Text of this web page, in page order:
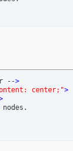
-->
center;">
nodes.